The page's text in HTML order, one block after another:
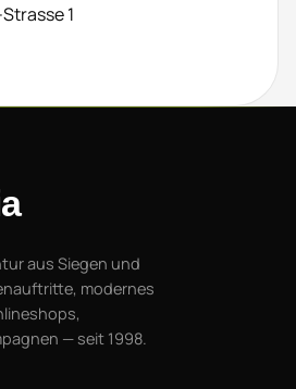
1
aus Siegen und
modernes
— seit 1998.